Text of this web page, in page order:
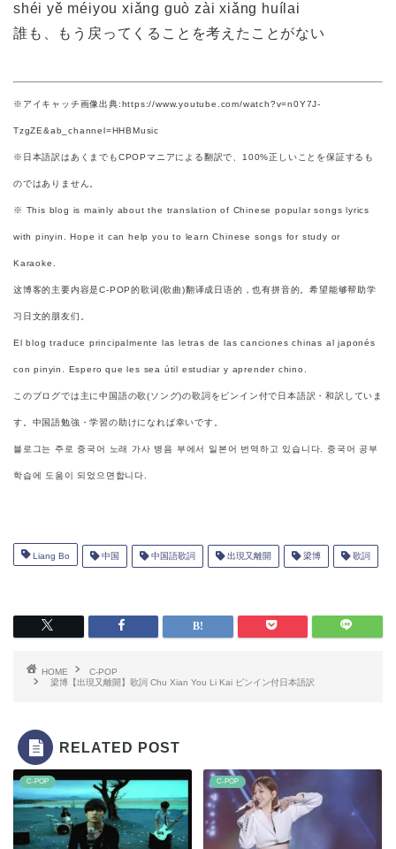
shéi yě méiyou xiǎng guò zài xiǎng huílai
誰も、もう戻ってくることを考えたことがない
※アイキャッチ画像出典:https://www.youtube.com/watch?v=n0Y7J-
TzgZE&ab_channel=HHBMusic
※日本語訳はあくまでもCPOPマニアによる翻訳で、100%正しいことを保証するも
のではありません。
※ This blog is mainly about the translation of Chinese popular songs lyrics
with pinyin. Hope it can help you to learn Chinese songs for study or
Karaoke.
这博客的主要内容是C-POP的歌词(歌曲)翻译成日语的，也有拼音的。希望能够帮助学
习日文的朋友们。
El blog traduce principalmente las letras de las canciones chinas al japonés
con pinyin. Espero que les sea útil estudiar y aprender chino.
このブログでは主に中国語の歌(ソング)の歌詞をピンイン付で日本語訳・和訳していま
す。中国語勉強・学習の助けになれば幸いです。
블로그는 주로 중국어 노래 가사 병음 부에서 일본어 번역하고 있습니다. 중국어 공부
학습에 도움이 되었으면합니다.
Liang Bo 中国 中国語歌詞 出現又離開 梁博 歌詞
HOME
C-POP
梁博【出現又離開】歌詞 Chu Xian You Li Kai ピンイン付日本語訳
RELATED POST
C-POP C-POP